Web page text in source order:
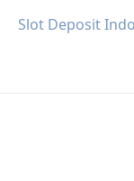
Slot Deposit